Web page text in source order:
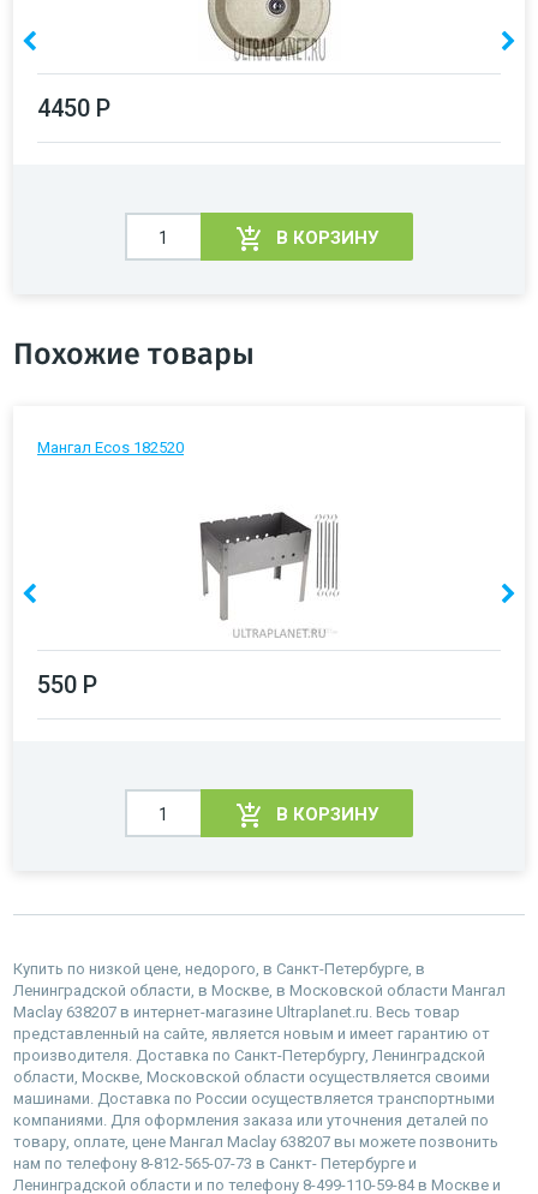
4450 Р
В КОРЗИНУ
Похожие товары
Мангал Ecos 182520
550 Р
В КОРЗИНУ
Купить по низкой цене, недорого, в Санкт-Петербурге, в
Ленинградской области, в Москве, в Московской области Мангал
Maclay 638207 в интернет-магазине Ultraplanet.ru. Весь товар
представленный на сайте, является новым и имеет гарантию от
производителя. Доставка по Санкт-Петербургу, Ленинградской
области, Москве, Московской области осуществляется своими
машинами. Доставка по России осуществляется транспортными
компаниями. Для оформления заказа или уточнения деталей по
товару, оплате, цене Мангал Maclay 638207 вы можете позвонить
нам по телефону 8-812-565-07-73 в Санкт- Петербурге и
Ленинградской области и по телефону 8-499-110-59-84 в Москве и